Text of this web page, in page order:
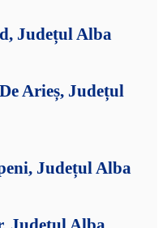
Județul Alba
Arieș, Județul
Județul Alba